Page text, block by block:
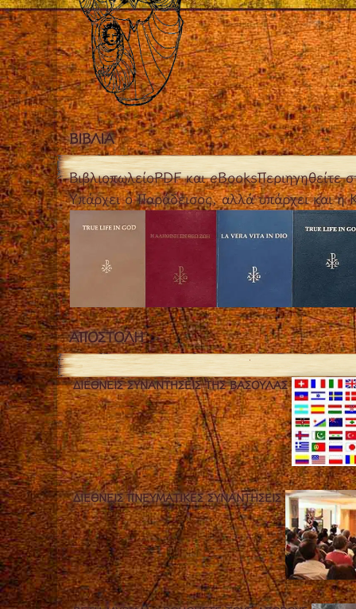
ΒΙΒΛΙΑ
ΒιβλιοπωλείοPDF και eBooksΠεριηγηθείτε
Υπάρχει ο Παράδεισος, αλλά υπάρχει και η
ΑΠΟΣΤΟΛH
ΔΙΕΘΝΕΊΣ ΣΥΝΑΝΤΉΣΕΙΣ ΤΗΣ ΒΑΣΟΎΛΑΣ
ΔΙΕΘΝΕΊΣ ΠΝΕΥΜΑΤΙΚΈΣ ΣΥΝΑΝΤΉΣΕΙΣ